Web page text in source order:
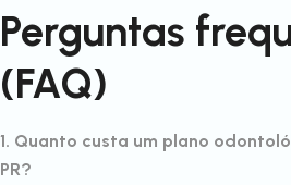
Perguntas
(FAQ)
1. Quanto custa um plano
PR?